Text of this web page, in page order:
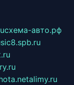
схема-авто.рф
alimy.ru